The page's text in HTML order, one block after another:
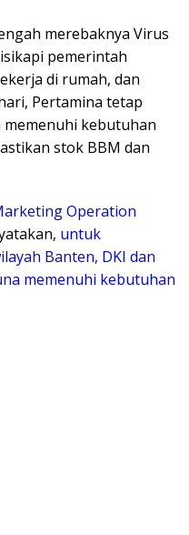
merebaknya Virus
pemerintah
di rumah, dan
Pertamina tetap
memenuhi kebutuhan
stok BBM dan
Operation
untuk
Banten, DKI dan
memenuhi kebutuhan